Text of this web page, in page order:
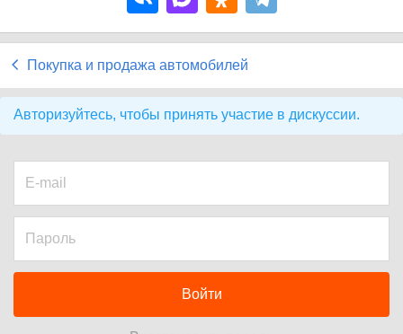
Покупка и продажа автомобилей
Авторизуйтесь, чтобы принять участие в дискуссии.
Войти